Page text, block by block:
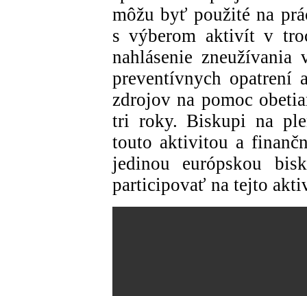
môžu byť použité na
s výberom aktivít v
nahlásenie
preventívnych opatrení
zdrojov na pomoc
tri roky. Biskupi na
touto aktivitou a
jedinou európskou
participovať na tejto